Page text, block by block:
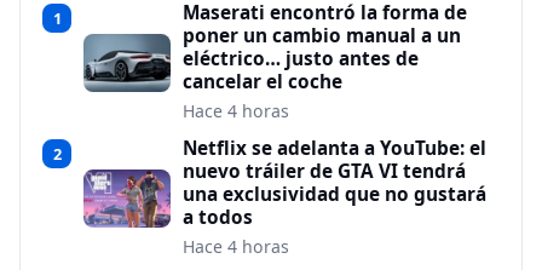
1
Maserati encontró la forma de
poner un cambio manual a un
eléctrico… justo antes de
cancelar el coche
Hace 4 horas
2
Netflix se adelanta a YouTube: el
nuevo tráiler de GTA VI tendrá
una exclusividad que no gustará
a todos
Hace 4 horas